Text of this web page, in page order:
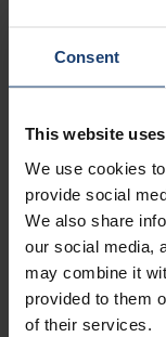
Consent
This website
We use cookies
provide social
We also share
our social media,
may combine it
provided to them
of their services.
soveltaneet
kehitys oli
kompesoidun
tuntemus johti
uudet
olivatkin
generaation
kemiallisen
jatkoi Cormec